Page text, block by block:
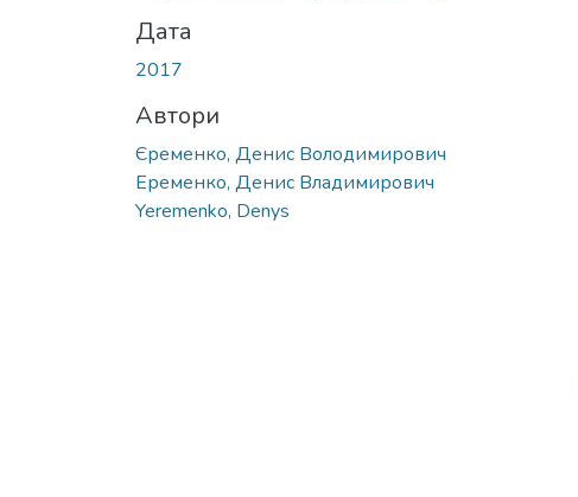
Дата
2017
Автори
Єременко, Денис Володимирович
Еременко, Денис Владимирович
Yeremenko, Denys